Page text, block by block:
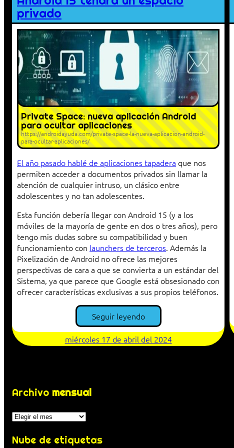
privado
Private Space: nueva aplicación Android
para ocultar aplicaciones
https://androidayuda.com/private-space-la-nueva-aplicacion-android-
para-ocultar-aplicaciones/
El año pasado hablé de aplicaciones tapadera que nos
permiten acceder a documentos privados sin llamar la
atención de cualquier intruso, un clásico entre
adolescentes y no tan adolescentes.
Esta función debería llegar con Android 15 (y a los
móviles de la mayoría de gente en dos o tres años), pero
tengo mis dudas sobre su compatibilidad y buen
funcionamiento con launchers de terceros. Además la
Pixelización de Android no ofrece las mejores
perspectivas de cara a que se convierta a un estándar del
Sistema, ya que parece que Google está obsesionado con
ofrecer características exclusivas a sus propios teléfonos.
Seguir leyendo
miércoles 17 de abril del 2024
Archivo mensual
Archivos
Nube de etiquetas